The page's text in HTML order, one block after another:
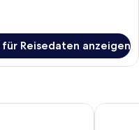
für Reisedaten anzeigen
Metta